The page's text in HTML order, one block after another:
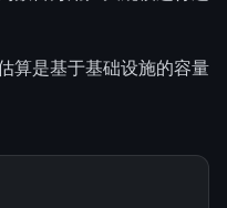
算是基于基础设施的容量